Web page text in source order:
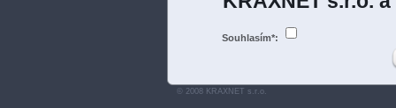
Souhlasím*:
© 2008 KRAXNET s.r.o.